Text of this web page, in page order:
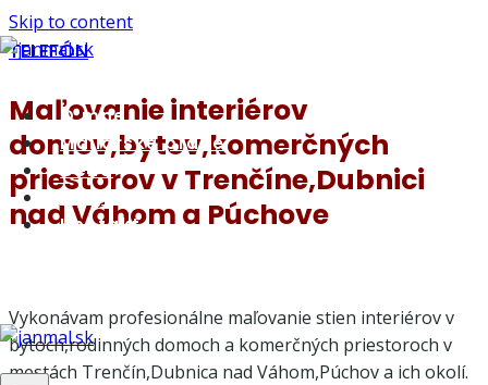
Skip to content
O mne
Maliarske práce
Cena
Magazín
Kontakt
TELEFÓN
Maľovanie interiérov
domov,bytov,komerčných
priestorov v Trenčíne,Dubnici
nad Váhom a Púchove
Vykonávam profesionálne maľovanie stien interiérov v
bytoch,rodinných domoch a komerčných priestoroch v
mestách Trenčín,Dubnica nad Váhom,Púchov a ich okolí.